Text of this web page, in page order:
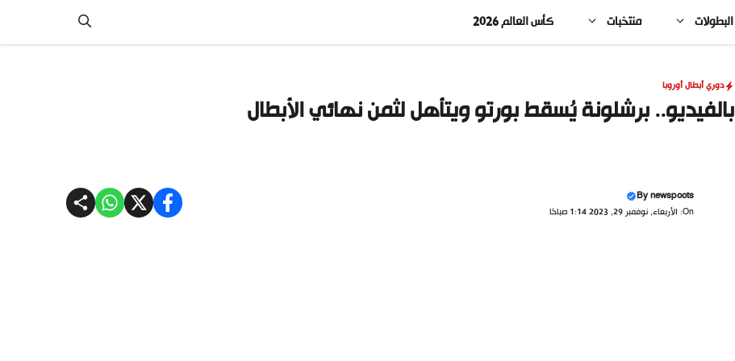
البطولات منتخبات كأس العالم 2026
دوري أبطال أوروبا
بالفيديو.. برشلونة يُسقط بورتو ويتأهل لثمن نهائي الأبطال
Bynewspoots
On: الأربعاء, نوفمبر 29, 2023 1:14 صباحًا